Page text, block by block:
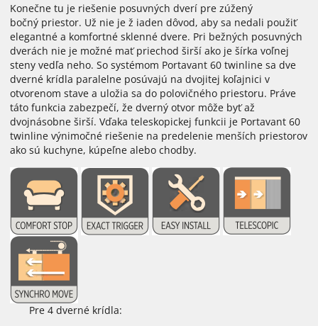
Konečne tu je riešenie posuvných dverí pre zúžený
bočný priestor. Už nie je ž iaden dôvod, aby sa nedali použiť
elegantné a komfortné sklenné dvere. Pri bežných posuvných
dverách nie je možné mať priechod širší ako je šírka voľnej
steny vedľa neho. So systémom Portavant 60 twinline sa dve
dverné krídla paralelne posúvajú na dvojitej koľajnici v
otvorenom stave a uložia sa do polovičného priestoru. Práve
táto funkcia zabezpečí, že dverný otvor môže byť až
dvojnásobne širší. Vďaka teleskopickej funkcii je Portavant 60
twinline výnimočné riešenie na predelenie menších priestorov
ako sú kuchyne, kúpeľne alebo chodby.
Pre 4 dverné krídla: